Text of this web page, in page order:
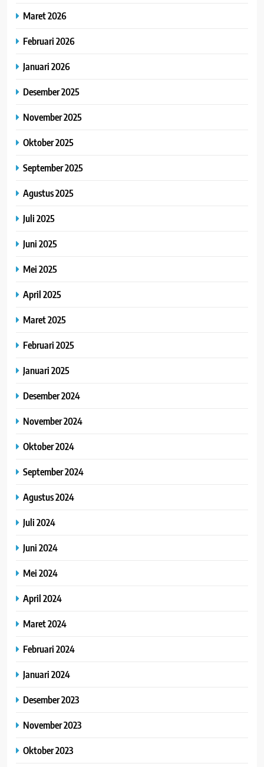
Maret 2026
Februari 2026
Januari 2026
Desember 2025
November 2025
Oktober 2025
September 2025
Agustus 2025
Juli 2025
Juni 2025
Mei 2025
April 2025
Maret 2025
Februari 2025
Januari 2025
Desember 2024
November 2024
Oktober 2024
September 2024
Agustus 2024
Juli 2024
Juni 2024
Mei 2024
April 2024
Maret 2024
Februari 2024
Januari 2024
Desember 2023
November 2023
Oktober 2023